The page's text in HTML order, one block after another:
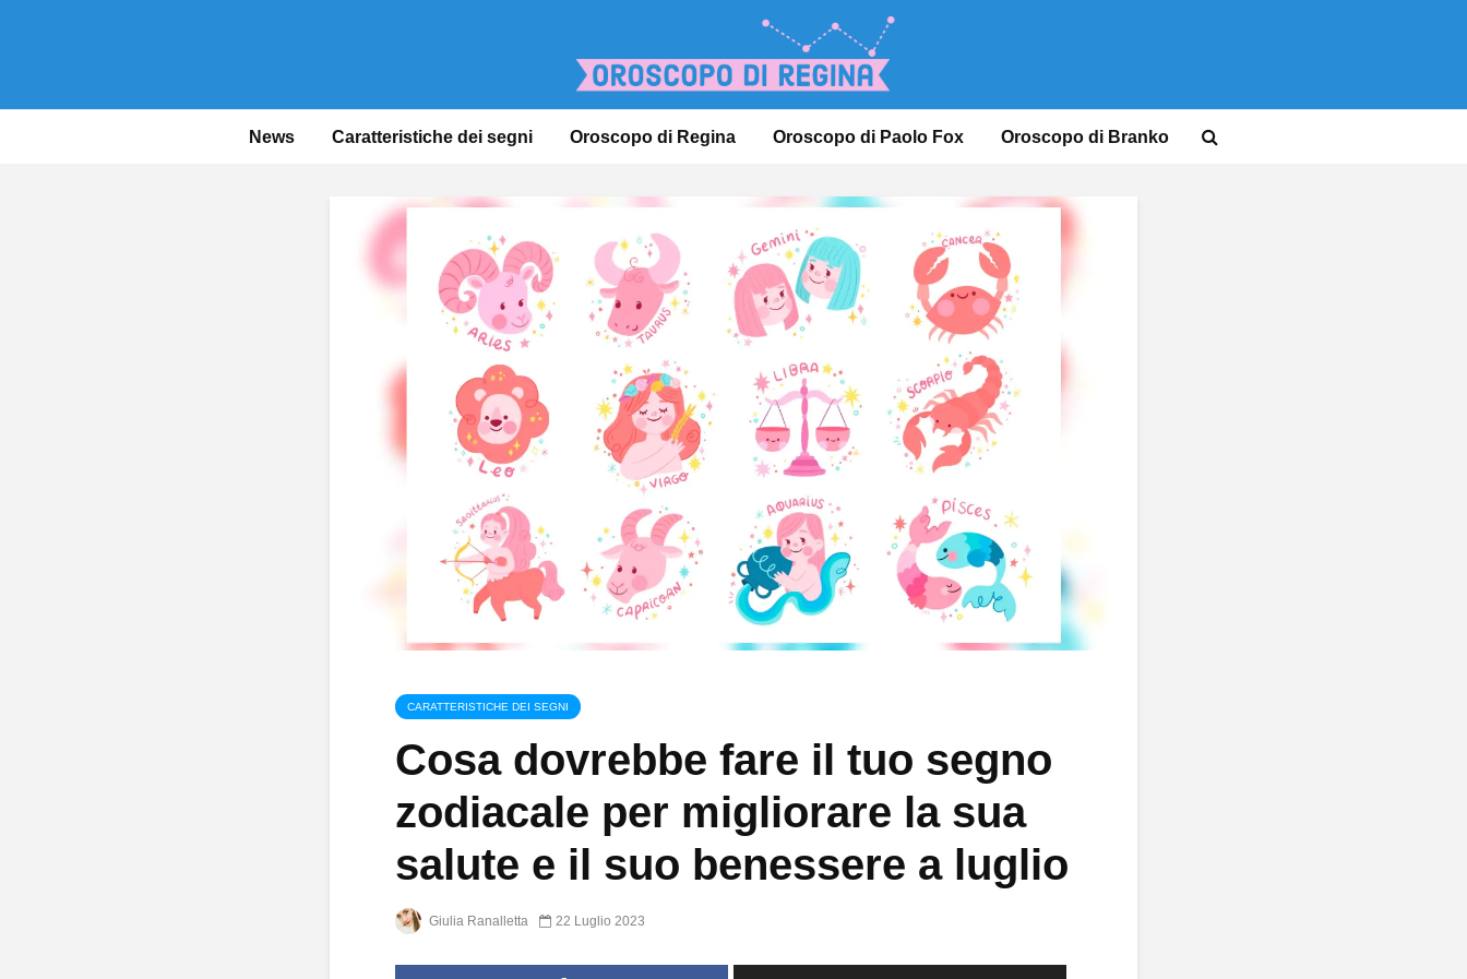
News Caratteristiche dei segni Oroscopo di Regina Oroscopo di Paolo Fox Oroscopo di Branko
CARATTERISTICHE DEI SEGNI
Cosa dovrebbe fare il tuo segno
zodiacale per migliorare la sua
salute e il suo benessere a luglio
Giulia Ranalletta 22 Luglio 2023